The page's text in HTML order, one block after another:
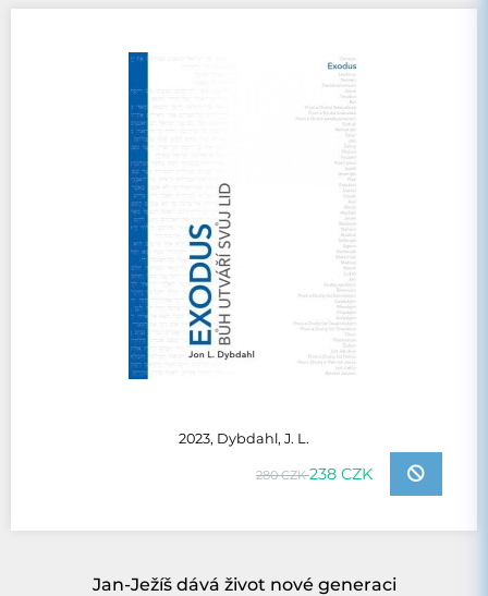
2023, Dybdahl, J. L.
280 CZK238 CZK
Jan-Ježíš dává život nové generaci